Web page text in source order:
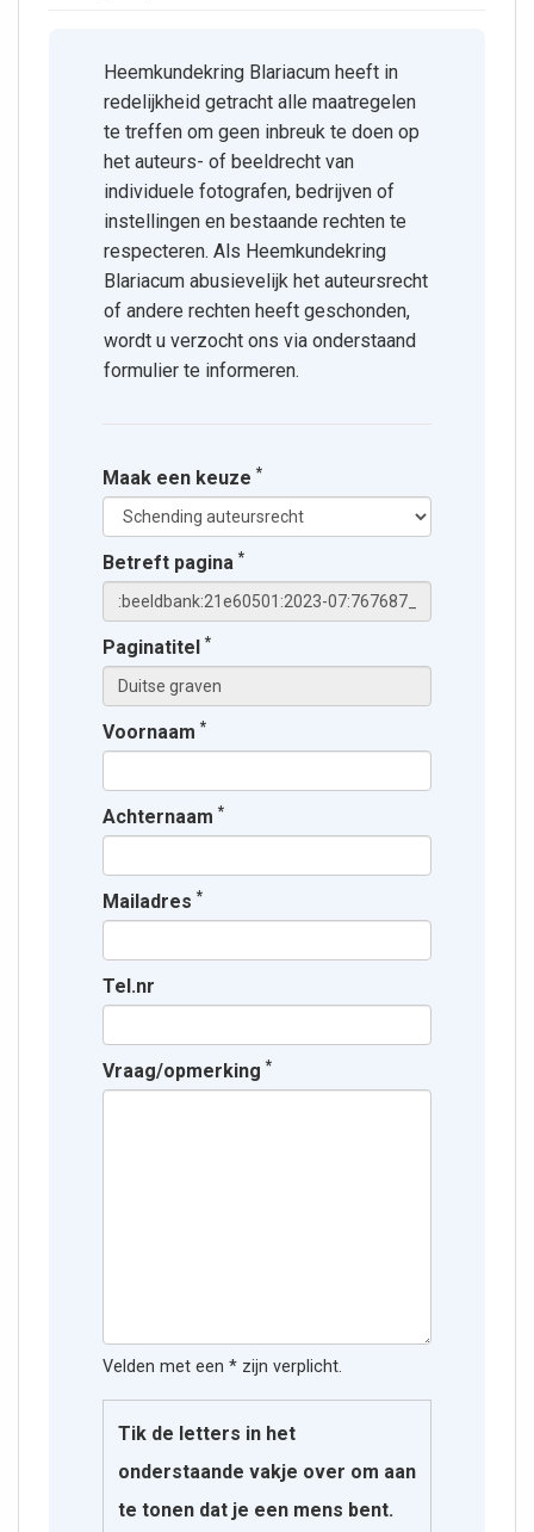
Heemkundekring Blariacum heeft in
redelijkheid getracht alle maatregelen
te treffen om geen inbreuk te doen op
het auteurs- of beeldrecht van
individuele fotografen, bedrijven of
instellingen en bestaande rechten te
respecteren. Als Heemkundekring
Blariacum abusievelijk het auteursrecht
of andere rechten heeft geschonden,
wordt u verzocht ons via onderstaand
formulier te informeren.
Maak een keuze *
Betreft pagina *
Paginatitel *
Voornaam *
Achternaam *
Mailadres *
Tel.nr
Vraag/opmerking *
Velden met een * zijn verplicht.
Tik de letters in het
onderstaande vakje over om aan
te tonen dat je een mens bent.